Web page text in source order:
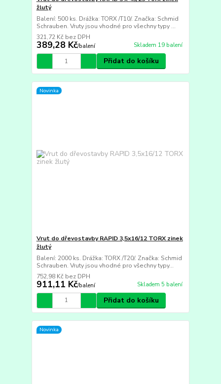
žlutý
Balení: 500 ks. Drážka: TORX /T10/. Značka: Schmid
Schrauben. Vruty jsou vhodné pro všechny typy ...
389,28 Kč/balení
321,72 Kč bez DPH
Skladem 19 balení
Přidat do košíku
Novinka
Vrut do dřevostavby RAPID 3,5x16/12 TORX zinek
žlutý
Balení: 2000 ks. Drážka: TORX /T20/. Značka: Schmid
Schrauben. Vruty jsou vhodné pro všechny typy...
911,11 Kč/balení
752,98 Kč bez DPH
Skladem 5 balení
Přidat do košíku
Novinka